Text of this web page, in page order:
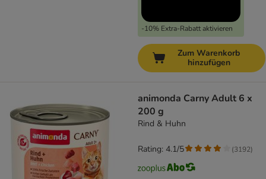
-10% Extra-Rabatt aktivieren
Zum Warenkorb
hinzufügen
animonda Carny Adult 6 x
200 g
Rind & Huhn
Rating: 4.1/5 (3192)